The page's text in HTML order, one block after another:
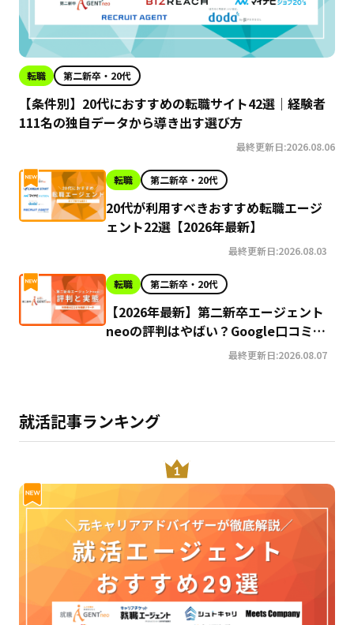
転職 第二新卒・20代
【条件別】20代におすすめの転職サイト42選｜経験者
111名の独自データから導き出す選び方
最終更新日:2026.08.06
転職 第二新卒・20代
20代が利用すべきおすすめ転職エージ
ェント22選【2026年最新】
最終更新日:2026.08.03
転職 第二新卒・20代
【2026年最新】第二新卒エージェント
neoの評判はやばい？Google口コミ高
評価の真実と利用の注意点を徹底解説
最終更新日:2026.08.07
就活記事ランキング